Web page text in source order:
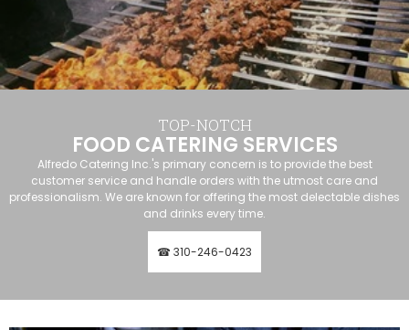
TOP-NOTCH
FOOD CATERING SERVICES
Alfredo Catering Inc.'s primary concern is to provide the best
customer service and handle orders with the utmost care and
professionalism. We are known for offering the most delectable dishes
and drinks every time.
☎ 310-246-0423